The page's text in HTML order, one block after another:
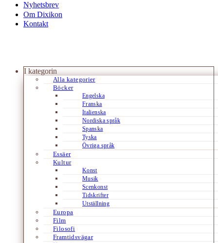
Nyhetsbrev
Om Dixikon
Kontakt
I kategorin
Alla kategorier
Böcker
Engelska
Franska
Italienska
Nordiska språk
Spanska
Tyska
Övriga språk
Essäer
Kultur
Konst
Musik
Scenkonst
Tidskrifter
Utställning
Europa
Film
Filosofi
Framtidsvägar